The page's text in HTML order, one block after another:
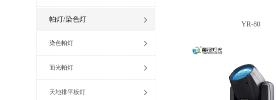
帕灯/染色灯
染色帕灯
面光帕灯
天地排平板灯
YR-80